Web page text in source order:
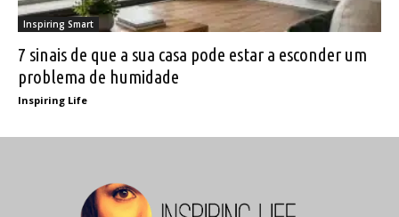
Inspiring Smart
7 sinais de que a sua casa pode estar a esconder um
problema de humidade
Inspiring Life